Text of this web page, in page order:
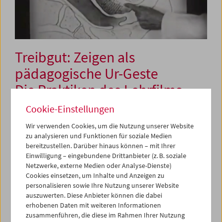
Treibgut: Zeigen als
pädagogische Ur-Geste
Die Praktiken des Lehrfilms
30. Jänner 2021 (verschoben)
Im 20. Jahrhundert wurde Film in Österreich in einer
Vielzahl pädagogischer und didaktischer Kontexte
eingesetzt. Das FWF-Forschungsprojekt "Praktiken des
Lehr- und Unterrichtsfilms in Österreich von 1918 bis
Ende der 1960er-Jahre", das seit 2019 an der Universität
Wien und dem Ludwig Boltzmann Institute for Digital
History durchgeführt wird, untersucht die Praktiken des
Lehr- und Unterrichtsfilms. Gemeint sind damit nicht nur
Cookie-Einstellungen
Wir verwenden Cookies, um die Nutzung unserer Website
zu analysieren und Funktionen für soziale Medien
bereitzustellen. Darüber hinaus können – mit Ihrer
Einwilligung – eingebundene Drittanbieter (z. B. soziale
Netzwerke, externe Medien oder Analyse-Dienste)
Cookies einsetzen, um Inhalte und Anzeigen zu
personalisieren sowie Ihre Nutzung unserer Website
auszuwerten. Diese Anbieter können die dabei
erhobenen Daten mit weiteren Informationen
zusammenführen, die diese im Rahmen Ihrer Nutzung